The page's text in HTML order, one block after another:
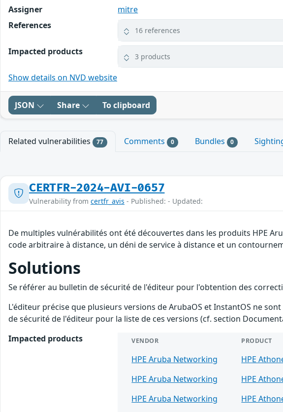
Assigner
mitre
References
16 references
Impacted products 3 products
Show details on NVD website
JSON Share To clipboard
Related vulnerabilities 77 Comments 0 Bundles 0
CERTFR-2024-AVI-0657
Vulnerability from certfr_avis - Published: - Updated:
De multiples vulnérabilités ont été découvertes dans les produits HPE
code arbitraire à distance, un déni de service à distance et un
Solutions
Se référer au bulletin de sécurité de l'éditeur pour l'obtention des
L'éditeur précise que plusieurs versions de ArubaOS et InstantOS ne
de sécurité de l'éditeur pour la liste de ces versions (cf. section
Impacted products
VENDOR PRODUCT
HPE Aruba Networking HPE
HPE Aruba Networking
HPE
HPE Aruba Networking
HPE